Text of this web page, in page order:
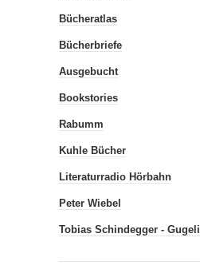
Bücheratlas
Bücherbriefe
Ausgebucht
Bookstories
Rabumm
Kuhle Bücher
Literaturradio Hörbahn
Peter Wiebel
Tobias Schindegger - Gugeli